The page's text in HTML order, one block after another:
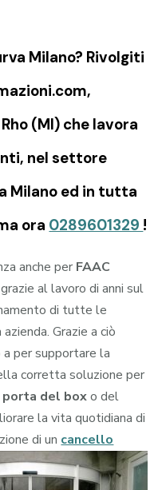
Milano? Rivolgiti
(MI) che lavora
nel settore
Milano ed in tutta
ora 0289601329 !
anche per FAAC
grazie al lavoro di anni sul
di tutte le
Grazie a ciò
a per supportare la
corretta soluzione per
porta del boxo del
la vita quotidiana di
di un cancello